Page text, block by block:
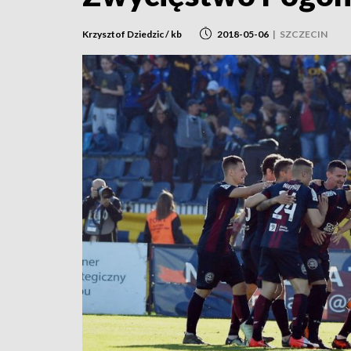
Krzysztof Dziedzic / kb 2018-05-06 | SZCZECIN